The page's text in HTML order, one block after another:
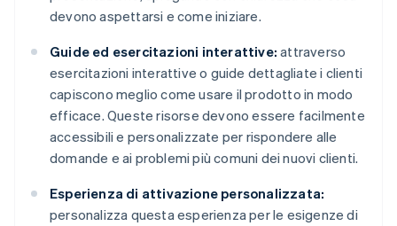
devono aspettarsi e come iniziare.
Guide ed esercitazioni interattive: attraverso
esercitazioni interattive o guide dettagliate i clienti
capiscono meglio come usare il prodotto in modo
efficace. Queste risorse devono essere facilmente
accessibili e personalizzate per rispondere alle
domande e ai problemi più comuni dei nuovi clienti.
Esperienza di attivazione personalizzata:
personalizza questa esperienza per le esigenze di